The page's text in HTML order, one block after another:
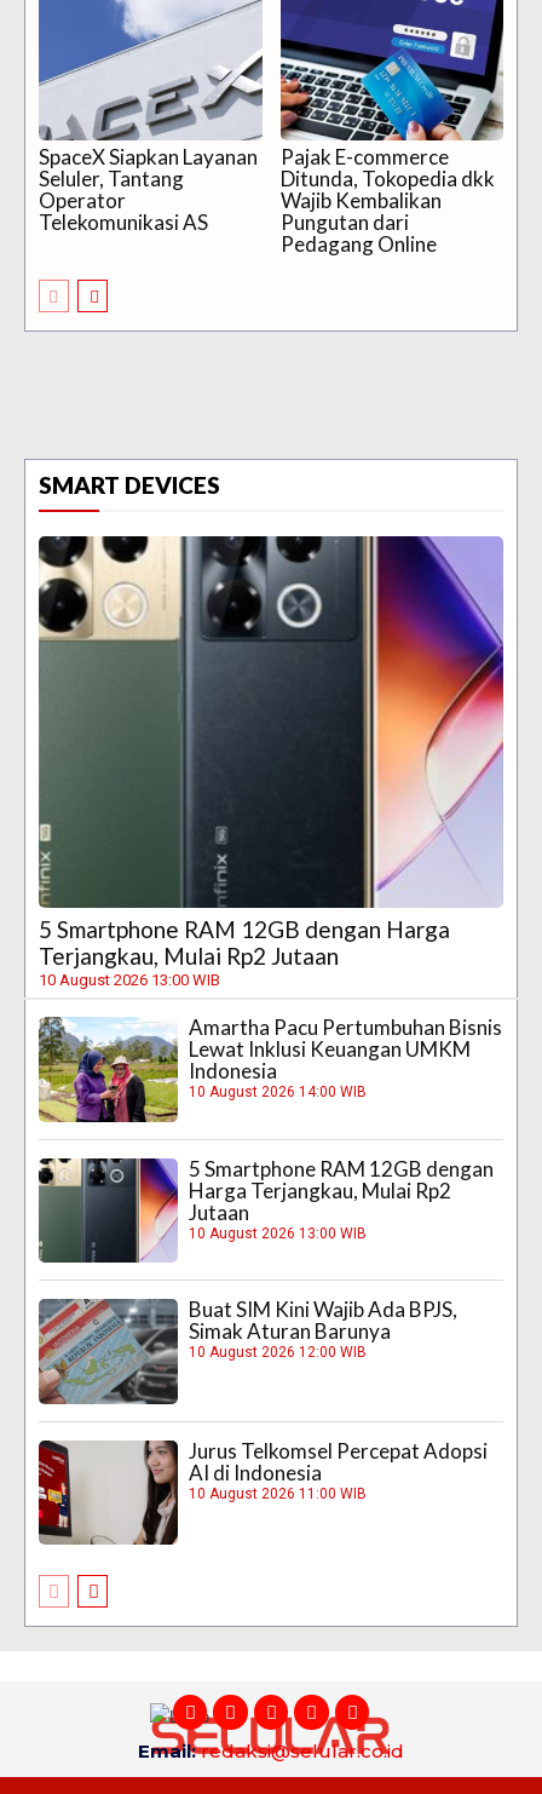
SpaceX Siapkan Layanan
Seluler, Tantang
Operator
Telekomunikasi AS
Pajak E-commerce
Ditunda, Tokopedia dkk
Wajib Kembalikan
Pungutan dari
Pedagang Online
SMART DEVICES
5 Smartphone RAM 12GB dengan Harga
Terjangkau, Mulai Rp2 Jutaan
10 August 2026 13:00 WIB
Amartha Pacu Pertumbuhan Bisnis
Lewat Inklusi Keuangan UMKM
Indonesia
10 August 2026 14:00 WIB
5 Smartphone RAM 12GB dengan
Harga Terjangkau, Mulai Rp2
Jutaan
10 August 2026 13:00 WIB
Buat SIM Kini Wajib Ada BPJS,
Simak Aturan Barunya
10 August 2026 12:00 WIB
Jurus Telkomsel Percepat Adopsi
AI di Indonesia
10 August 2026 11:00 WIB
Email:redaksi@selular.co.id